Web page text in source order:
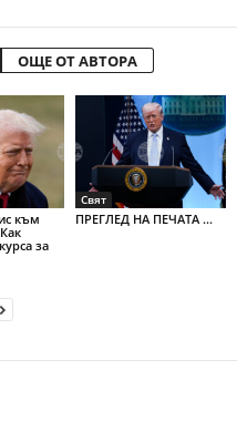
ОЩЕ ОТ АВТОРА
към
за
Свят
ПРЕГЛЕД НА ПЕЧАТА ...